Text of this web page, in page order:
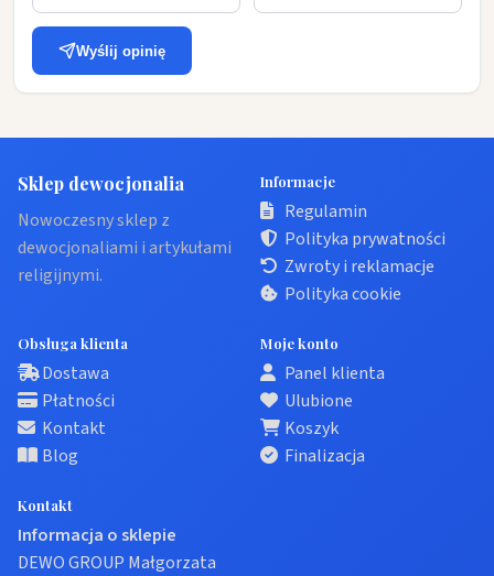
Wyślij opinię
Sklep dewocjonalia
Nowoczesny sklep z
dewocjonaliami i artykułami
religijnymi.
Informacje
Regulamin
Polityka prywatności
Zwroty i reklamacje
Polityka cookie
Obsługa klienta
Dostawa
Płatności
Kontakt
Blog
Moje konto
Panel klienta
Ulubione
Koszyk
Finalizacja
Kontakt
Informacja o sklepie
DEWO GROUP Małgorzata